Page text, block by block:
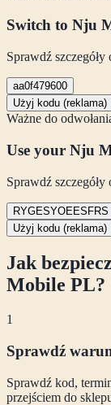
Switch to Nju
Sprawdź
aa0f479600
Użyj kodu (reklama)
Ważne do
Use your Nju
Sprawdź
RYGESYOEESFRS
Użyj kodu (reklama)
Jak
Mobile PL?
1
Sprawdź
Sprawdź kod,
przejściem do